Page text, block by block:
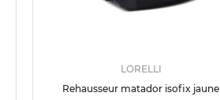
LORELLI
Rehausseur matador isofix jaune